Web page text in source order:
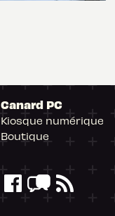
Canard PC
Kiosque numérique
Boutique